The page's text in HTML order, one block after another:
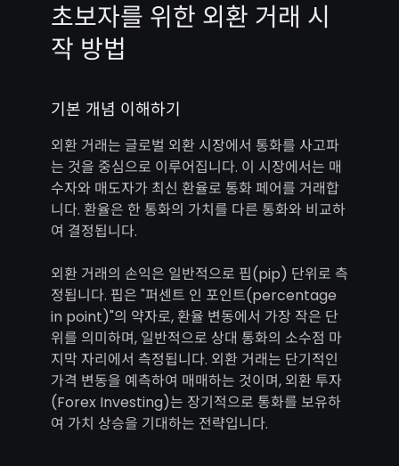
초보자를 위한 외환 거래 시
작 방법
기본 개념 이해하기
외환 거래는 글로벌 외환 시장에서 통화를 사고파
는 것을 중심으로 이루어집니다. 이 시장에서는 매
수자와 매도자가 최신 환율로 통화 페어를 거래합
니다. 환율은 한 통화의 가치를 다른 통화와 비교하
여 결정됩니다.
외환 거래의 손익은 일반적으로 핍(pip) 단위로 측
정됩니다. 핍은 "퍼센트 인 포인트(percentage
in point)"의 약자로, 환율 변동에서 가장 작은 단
위를 의미하며, 일반적으로 상대 통화의 소수점 마
지막 자리에서 측정됩니다. 외환 거래는 단기적인
가격 변동을 예측하여 매매하는 것이며, 외환 투자
(Forex Investing)는 장기적으로 통화를 보유하
여 가치 상승을 기대하는 전략입니다.